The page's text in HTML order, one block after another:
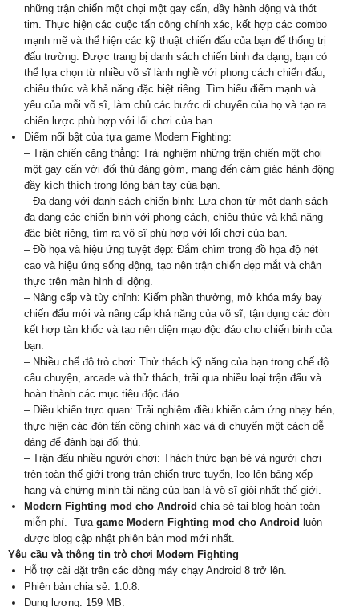
những trận chiến một chọi một gay cấn, đầy hành động và thót
tim. Thực hiện các cuộc tấn công chính xác, kết hợp các combo
mạnh mẽ và thể hiện các kỹ thuật chiến đấu của bạn để thống trị
đấu trường. Được trang bị danh sách chiến binh đa dạng, bạn có
thể lựa chọn từ nhiều võ sĩ lành nghề với phong cách chiến đấu,
chiêu thức và khả năng đặc biệt riêng. Tìm hiểu điểm mạnh và
yếu của mỗi võ sĩ, làm chủ các bước di chuyển của họ và tạo ra
chiến lược phù hợp với lối chơi của bạn.
Điểm nổi bật của tựa game Modern Fighting:
– Trận chiến căng thẳng: Trải nghiệm những trận chiến một chọi
một gay cấn với đối thủ đáng gờm, mang đến cảm giác hành động
đầy kích thích trong lòng bàn tay của bạn.
– Đa dạng với danh sách chiến binh: Lựa chọn từ một danh sách
đa dạng các chiến binh với phong cách, chiêu thức và khả năng
đặc biệt riêng, tìm ra võ sĩ phù hợp với lối chơi của bạn.
– Đồ họa và hiệu ứng tuyệt đẹp: Đắm chìm trong đồ họa độ nét
cao và hiệu ứng sống động, tạo nên trận chiến đẹp mắt và chân
thực trên màn hình di động.
– Nâng cấp và tùy chỉnh: Kiếm phần thưởng, mở khóa máy bay
chiến đấu mới và nâng cấp khả năng của võ sĩ, tận dụng các đòn
kết hợp tàn khốc và tạo nên diện mạo độc đáo cho chiến binh của
bạn.
– Nhiều chế độ trò chơi: Thử thách kỹ năng của bạn trong chế độ
câu chuyện, arcade và thử thách, trải qua nhiều loại trận đấu và
hoàn thành các mục tiêu độc đáo.
– Điều khiển trực quan: Trải nghiệm điều khiển cảm ứng nhạy bén,
thực hiện các đòn tấn công chính xác và di chuyển một cách dễ
dàng để đánh bại đối thủ.
– Trận đấu nhiều người chơi: Thách thức bạn bè và người chơi
trên toàn thế giới trong trận chiến trực tuyến, leo lên bảng xếp
hạng và chứng minh tài năng của bạn là võ sĩ giỏi nhất thế giới.
Modern Fighting mod cho Android chia sẻ tại blog hoàn toàn
miễn phí. Tựa game Modern Fighting mod cho Android luôn
được blog cập nhật phiên bản mod mới nhất.
Yêu cầu và thông tin trò chơi Modern Fighting
Hỗ trợ cài đặt trên các dòng máy chạy Android 8 trở lên.
Phiên bản chia sẻ: 1.0.8.
Dung lượng: 159 MB.